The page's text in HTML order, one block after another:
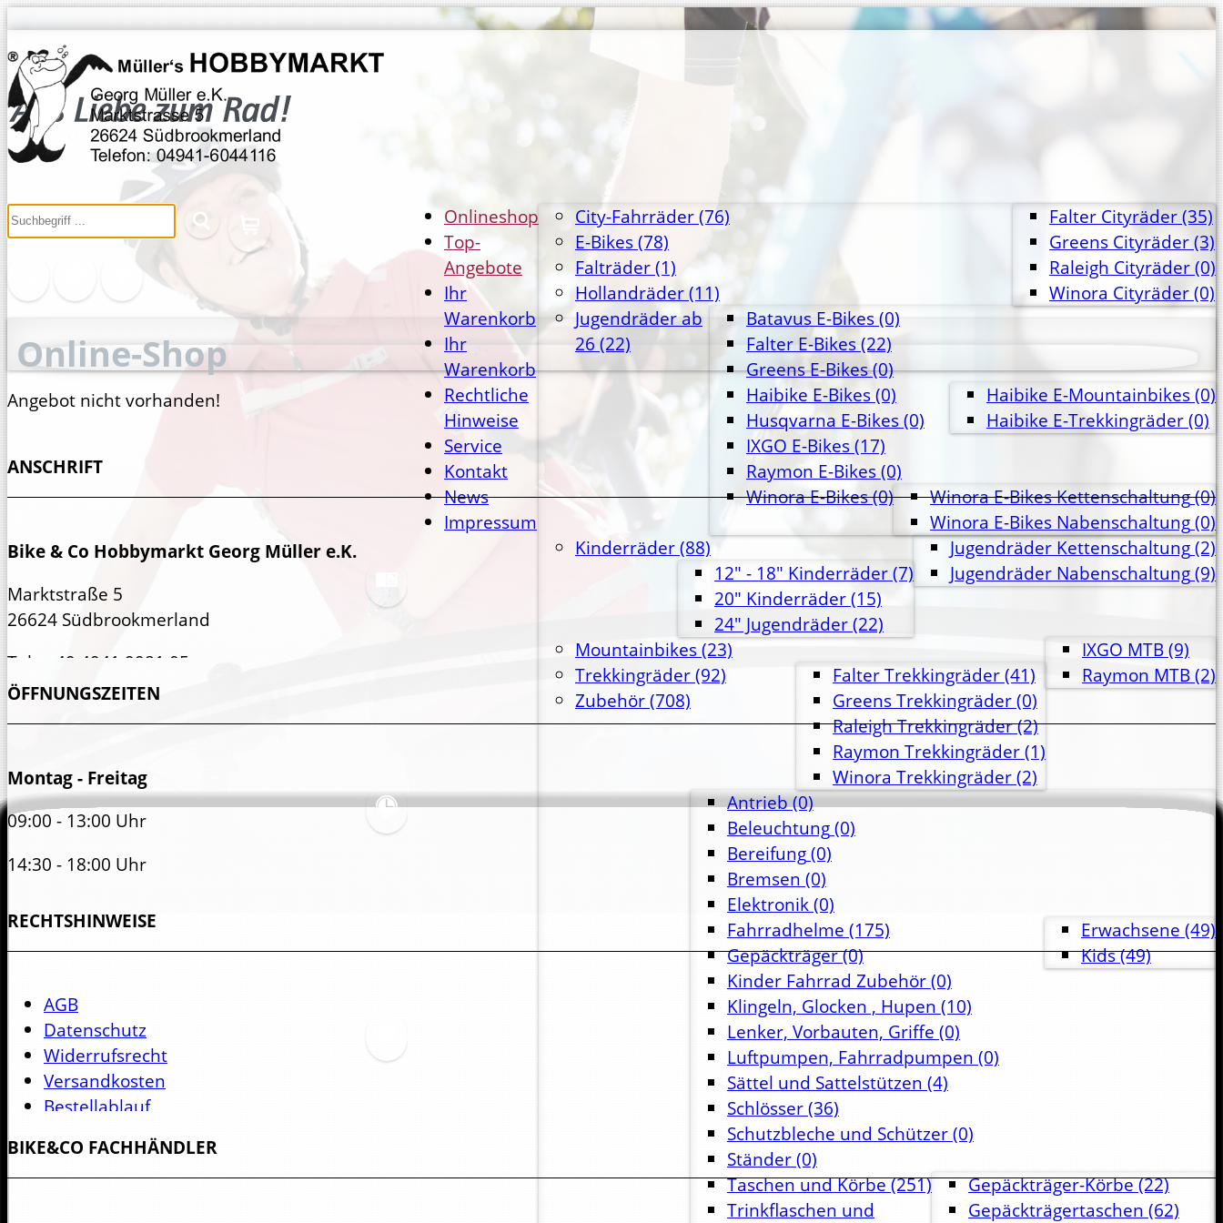
Onlineshop City-Fahrräder(76) Falter Cityräder(35)
Greens Cityräder(3)
Raleigh Cityräder(0)
Winora Cityräder(0)
E-Bikes(78)
Batavus E-Bikes(0)
Falter E-Bikes(22)
Greens E-Bikes(0)
Haibike E-Bikes(0) Haibike E-Mountainbikes(0)
Haibike E-Trekkingräder(0)
Husqvarna E-Bikes(0)
IXGO E-Bikes(17)
Raymon E-Bikes(0)
Winora E-Bikes(0) Winora E-Bikes Kettenschaltung(0)
Winora E-Bikes Nabenschaltung(0)
Falträder(1)
Hollandräder(11)
Jugendräder ab
26 (22)
Jugendräder Kettenschaltung(2)
Jugendräder Nabenschaltung(9)
Kinderräder(88)
12" - 18" Kinderräder(7)
20" Kinderräder(15)
24" Jugendräder(22)
Mountainbikes(23) IXGO MTB(9)
Raymon MTB(2)
Trekkingräder(92) Falter Trekkingräder(41)
Greens Trekkingräder(0)
Raleigh Trekkingräder(2)
Raymon Trekkingräder(1)
Winora Trekkingräder(2)
Zubehör(708)
Antrieb(0)
Beleuchtung(0)
Bereifung(0)
Bremsen (0)
Elektronik(0)
Fahrradhelme (175) Erwachsene (49)
Kids(49)
Gepäckträger(0)
Kinder Fahrrad Zubehör(0)
Klingeln, Glocken , Hupen (10)
Lenker, Vorbauten, Griffe (0)
Luftpumpen, Fahrradpumpen (0)
Sättel und Sattelstützen (4)
Schlösser(36)
Schutzbleche und Schützer(0)
Ständer(0)
Taschen und Körbe(251) Gepäckträger-Körbe(22)
Gepäckträgertaschen (62)
Trinkflaschen und
Top-
Angebote
Ihr
Warenkorb
Ihr
Warenkorb
Rechtliche
Hinweise
Service
Kontakt
News
Impressum
Online-Shop
Angebot nicht vorhanden!
ANSCHRIFT
Bike & Co Hobbymarkt Georg Müller e.K.
Marktstraße 5
26624 Südbrookmerland
Tel.:
+49 4941 9981 05
Fax:+49 4941 9981 07
ÖFFNUNGSZEITEN
Montag - Freitag
09:00 - 13:00 Uhr
14:30 - 18:00 Uhr
Samstag
09:00 - 13:30 Uhr
RECHTSHINWEISE
AGB
Datenschutz
Widerrufsrecht
Versandkosten
Bestellablauf
Zahlungsmöglichkeiten
Impressum
BIKE&CO FACHHÄNDLER